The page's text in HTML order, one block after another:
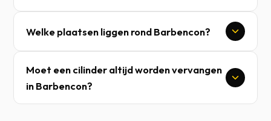
Welke plaatsen liggen rond Barbencon?
Moet een cilinder altijd worden vervangen
in Barbencon?